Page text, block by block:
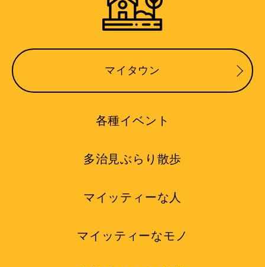
マイタウン
各種イベント
多治見ぶらり散歩
マイッティーな人
マイッティーなモノ